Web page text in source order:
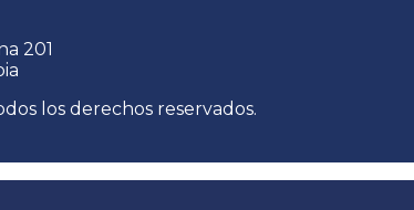
201
los derechos reservados.